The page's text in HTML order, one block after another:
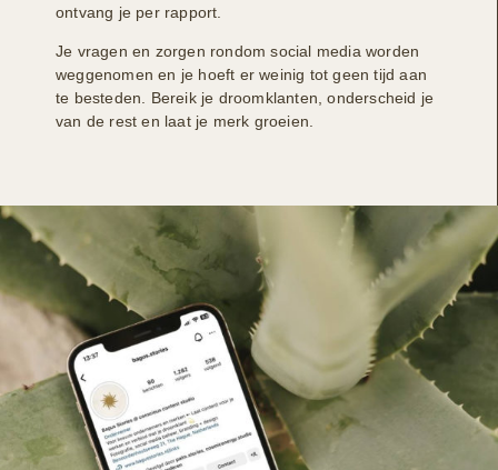
ontvang je per rapport.
Je vragen en zorgen rondom social media worden
weggenomen en je hoeft er weinig tot geen tijd aan
te besteden. Bereik je droomklanten, onderscheid je
van de rest en laat je merk groeien.